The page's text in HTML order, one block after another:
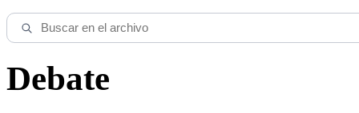
Debate